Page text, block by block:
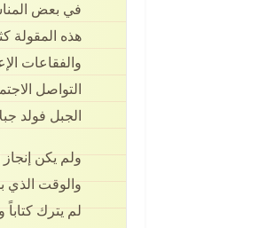
في بعض
هذه المقولة
والفقاعات
التواصل
الجبل فولد
ولم يكن
والوقت الذي
لم يترك كتاباً